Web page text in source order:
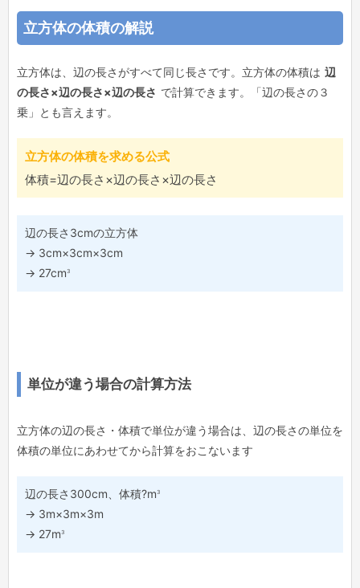
立方体の体積の解説
立方体は、辺の長さがすべて同じ長さです。立方体の体積は 辺
の長さ×辺の長さ×辺の長さ で計算できます。「辺の長さの３
乗」とも言えます。
立方体の体積を求める公式
体積=辺の長さ×辺の長さ×辺の長さ
辺の長さ3cmの立方体
→ 3cm×3cm×3cm
→ 27cm 3
単位が違う場合の計算方法
立方体の辺の長さ・体積で単位が違う場合は、辺の長さの単位を
体積の単位にあわせてから計算をおこないます
辺の長さ300cm、体積?m 3
→ 3m×3m×3m
→ 27m 3